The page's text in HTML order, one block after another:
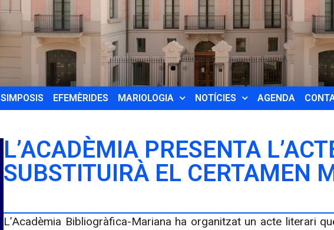
SIMPOSIS EFEMÈRIDES MARIOLOGIA NOTÍCIES AGENDA
L’ACADÈMIA PRESENTA
SUBSTITUIRÀ EL CERTAMEN
L’Acadèmia Bibliogràfica-Mariana ha organitzat un acte literari